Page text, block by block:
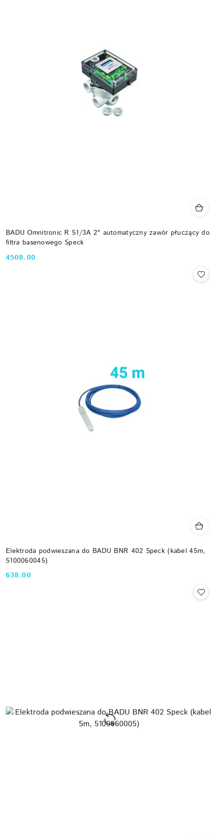
BADU Omnitronic R 51/3A 2" automatyczny zawór płuczący do
filtra basenowego Speck
Cena:
4508.00
Elektroda podwieszana do BADU BNR 402 Speck (kabel 45m,
5100060045)
Cena:
638.00